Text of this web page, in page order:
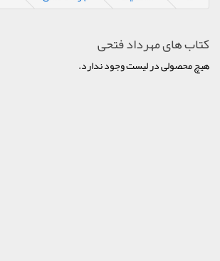
کتاب های مهرداد فتحی
هیچ محصولی در لیست وجود ندارد.